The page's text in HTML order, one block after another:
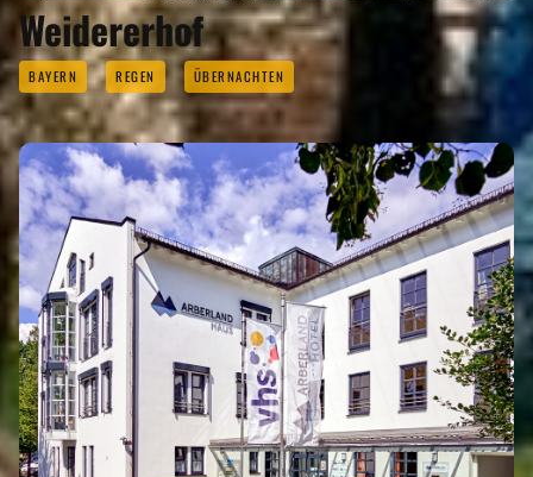
Weidererhof
BAYERN REGEN ÜBERNACHTEN